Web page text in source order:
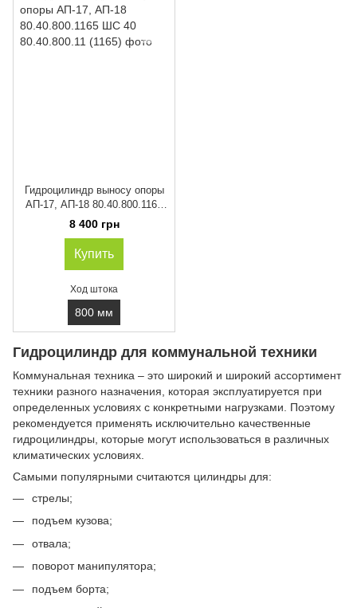
Гидроцилиндр выносу опоры
АП-17, АП-18 80.40.800.1165
ШС 40
8 400 грн
Купить
Ход штока
800 мм
Гидроцилиндр для коммунальной техники
Коммунальная техника – это широкий и широкий ассортимент
техники разного назначения, которая эксплуатируется при
определенных условиях с конкретными нагрузками. Поэтому
рекомендуется применять исключительно качественные
гидроцилиндры, которые могут использоваться в различных
климатических условиях.
Самыми популярными считаются цилиндры для:
стрелы;
подъем кузова;
отвала;
поворот манипулятора;
подъем борта;